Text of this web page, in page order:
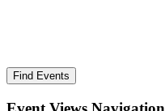
Find Events